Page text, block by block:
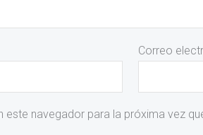
Correo
navegador para la próxima vez